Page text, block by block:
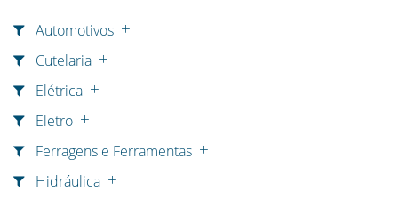
Automotivos
Cutelaria
Elétrica
Eletro
Ferragens e Ferramentas
Hidráulica